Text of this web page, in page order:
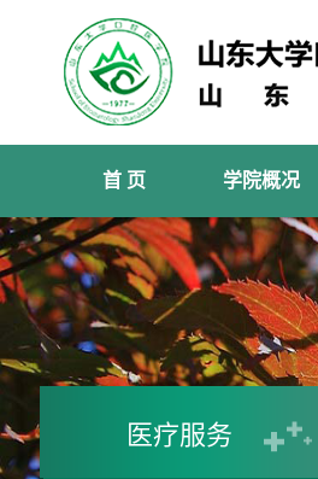
首 页 学院概况
医疗服务